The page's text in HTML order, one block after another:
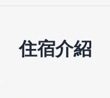
住宿介紹